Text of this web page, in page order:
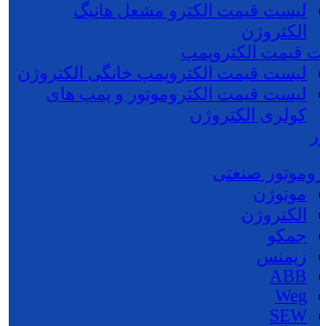
لیست قیمت الکترو مشعل هانیگ
الکتروژن
قیمت الکتروپمپ
لیست قیمت الکتروپمپ خانگی الکتروژن
لیست قیمت الکتروموتور و پمپ های
کولری الکتروژن
صنعتی
موتوژن
الکتروژن
جمکو
زیمنس
ABB
Weg
SEW